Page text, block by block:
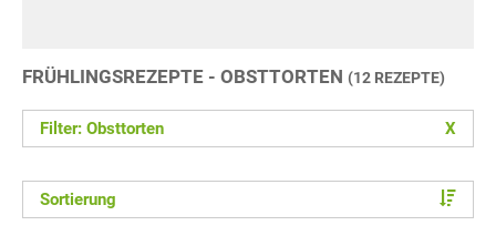
FRÜHLINGSREZEPTE - OBSTTORTEN (12 REZEPTE)
Filter: Obsttorten X
Sortierung